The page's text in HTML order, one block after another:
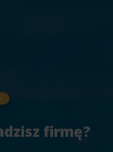
firmę?